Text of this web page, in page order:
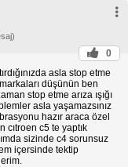
0
asla stop etme
düşünün ben
stop etme arıza ışığı
asla yaşamazsınız
hazır araca özel
cıtroen c5 te yaptık
sizinde c4 sorunsuz
içersinde tektip